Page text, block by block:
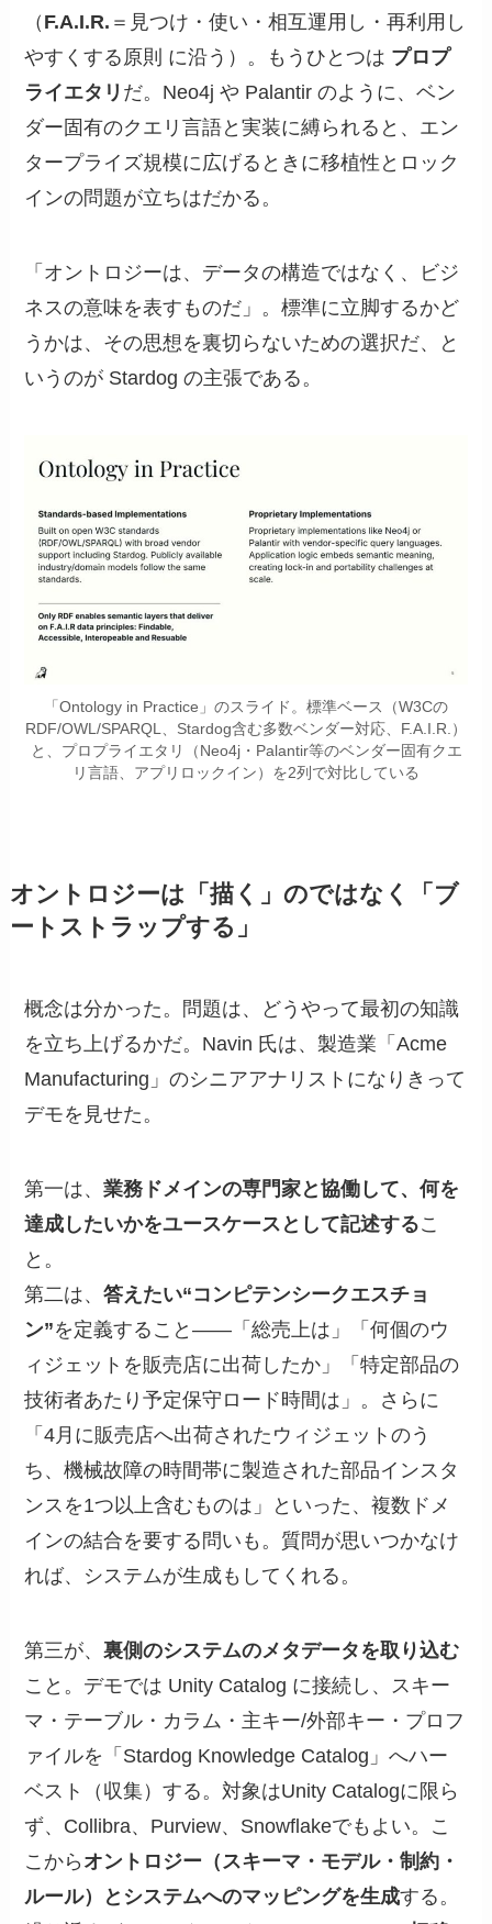
（ F.A.I.R. ＝見つけ・使い・相互運用し・再利用し
やすくする原則 に沿う）。もうひとつは プロプ
ライエタリ だ。Neo4j や Palantir のように、ベン
ダー固有のクエリ言語と実装に縛られると、エン
タープライズ規模に広げるときに移植性とロック
インの問題が立ちはだかる。
「オントロジーは、データの構造ではなく、ビジ
ネスの意味を表すものだ」。標準に立脚するかど
うかは、その思想を裏切らないための選択だ、と
いうのが Stardog の主張である。
「Ontology in Practice」のスライド。標準ベース（W3Cの
RDF/OWL/SPARQL、Stardog含む多数ベンダー対応、F.A.I.R.）
と、プロプライエタリ（Neo4j・Palantir等のベンダー固有クエ
リ言語、アプリロックイン）を2列で対比している
オントロジーは「描く」のではなく「ブ
ートストラップする」
概念は分かった。問題は、どうやって最初の知識
を立ち上げるかだ。Navin 氏は、製造業「Acme
Manufacturing」のシニアアナリストになりきって
デモを見せた。
第一は、業務ドメインの専門家と協働して、何を
達成したいかをユースケースとして記述するこ
と。
第二は、答えたい“コンピテンシークエスチョ
ン”を定義すること——「総売上は」「何個のウ
ィジェットを販売店に出荷したか」「特定部品の
技術者あたり予定保守ロード時間は」。さらに
「4月に販売店へ出荷されたウィジェットのう
ち、機械故障の時間帯に製造された部品インスタ
ンスを1つ以上含むものは」といった、複数ドメ
インの結合を要する問いも。質問が思いつかなけ
れば、システムが生成もしてくれる。
第三が、裏側のシステムのメタデータを取り込む
こと。デモでは Unity Catalog に接続し、スキー
マ・テーブル・カラム・主キー/外部キー・プロフ
ァイルを「Stardog Knowledge Catalog」へハー
ベスト（収集）する。対象はUnity Catalogに限ら
ず、Collibra、Purview、Snowflakeでもよい。こ
こから オントロジー（スキーマ・モデル・制約・
ルール）とシステムへのマッピングを生成する。